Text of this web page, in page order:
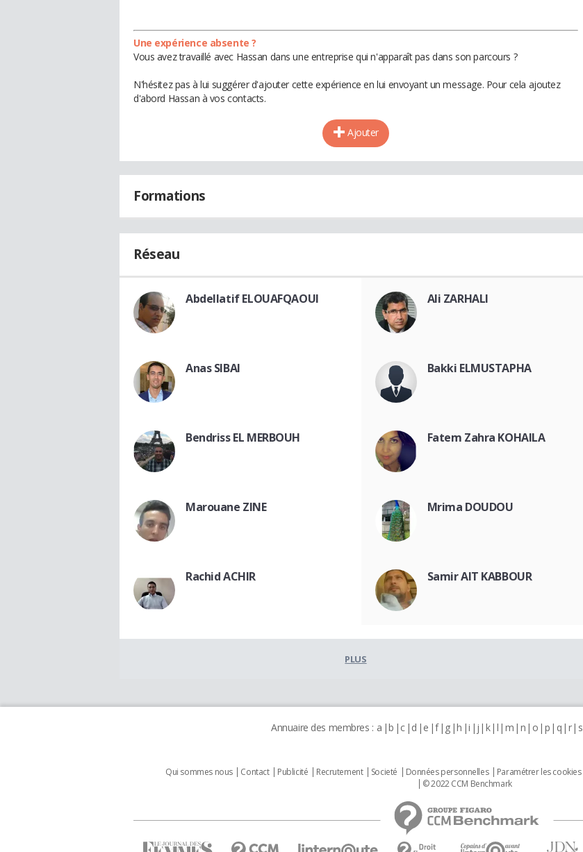
Une expérience absente ?
Vous avez travaillé avec Hassan dans une entreprise qui n'apparaît pas dans son parcours ?
N'hésitez pas à lui suggérer d'ajouter cette expérience en lui envoyant un message. Pour cela ajoutez
d'abord Hassan à vos contacts.
Ajouter
Formations
Réseau
Abdellatif ELOUAFQAOUI Ali ZARHALI
Anas SIBAI Bakki ELMUSTAPHA
Bendriss EL MERBOUH Fatem Zahra KOHAILA
Marouane ZINE Mrima DOUDOU
Rachid ACHIR Samir AIT KABBOUR
PLUS
Annuaire des membres : a b c d e f g h i j k l m n o p q r s
Qui sommes nous Contact Publicité Recrutement Societé Données personnelles Paramétrer les cookies
© 2022 CCM Benchmark